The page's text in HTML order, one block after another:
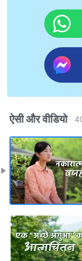
ऐसी और वीडियो